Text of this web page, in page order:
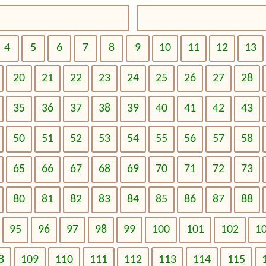
4 5 6 7 8 9 10 11 12 13
20 21 22 23 24 25 26 27 28
35 36 37 38 39 40 41 42 43
50 51 52 53 54 55 56 57 58
65 66 67 68 69 70 71 72 73
80 81 82 83 84 85 86 87 88
95 96 97 98 99 100 101 102
109 110 111 112 113 114 115